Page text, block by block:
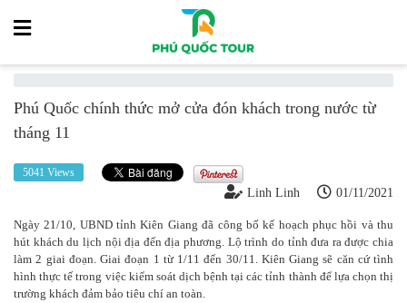
Phú Quốc chính thức mở cửa đón khách trong nước từ
tháng 11
5041 Views
Linh Linh 01/11/2021
Ngày 21/10, UBND tỉnh Kiên Giang đã công bố kế hoạch phục hồi và thu
hút khách du lịch nội địa đến địa phương. Lộ trình do tỉnh đưa ra được chia
làm 2 giai đoạn. Giai đoạn 1 từ 1/11 đến 30/11. Kiên Giang sẽ căn cứ tình
hình thực tế trong việc kiểm soát dịch bệnh tại các tỉnh thành để lựa chọn thị
trường khách đảm bảo tiêu chí an toàn.